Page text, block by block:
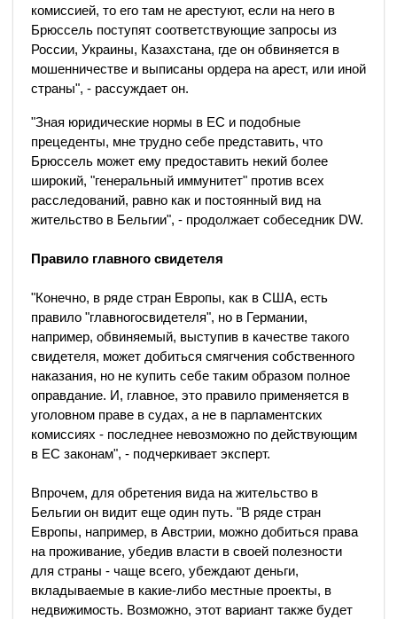
комиссией, то его там не арестуют, если на него в
Брюссель поступят соответствующие запросы из
России, Украины, Казахстана, где он обвиняется в
мошенничестве и выписаны ордера на арест, или иной
страны", - рассуждает он.
"Зная юридические нормы в ЕС и подобные
прецеденты, мне трудно себе представить, что
Брюссель может ему предоставить некий более
широкий, "генеральный иммунитет" против всех
расследований, равно как и постоянный вид на
жительство в Бельгии", - продолжает собеседник DW.
Правило главного свидетеля
"Конечно, в ряде стран Европы, как в США, есть
правило "главногосвидетеля", но в Германии,
например, обвиняемый, выступив в качестве такого
свидетеля, может добиться смягчения собственного
наказания, но не купить себе таким образом полное
оправдание. И, главное, это правило применяется в
уголовном праве в судах, а не в парламентских
комиссиях - последнее невозможно по действующим
в ЕС законам", - подчеркивает эксперт.
Впрочем, для обретения вида на жительство в
Бельгии он видит еще один путь. "В ряде стран
Европы, например, в Австрии, можно добиться права
на проживание, убедив власти в своей полезности
для страны - чаще всего, убеждают деньги,
вкладываемые в какие-либо местные проекты, в
недвижимость. Возможно, этот вариант также будет